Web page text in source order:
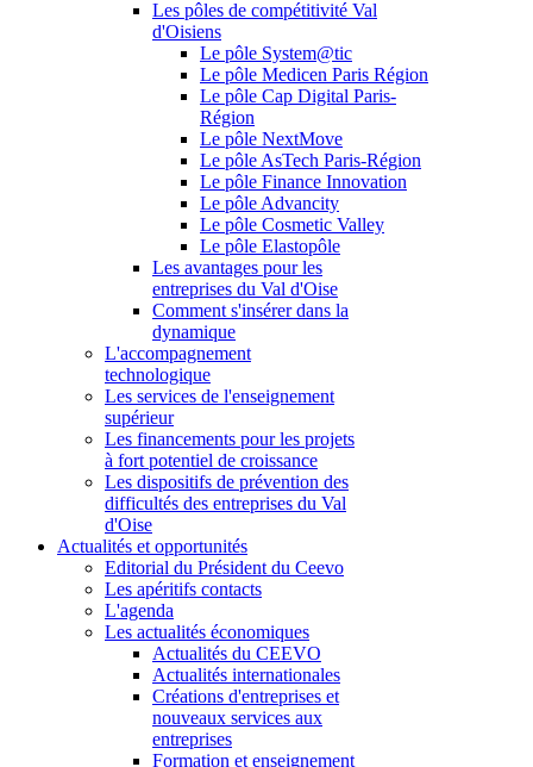
Les pôles de compétitivité Val
d'Oisiens
Le pôle System@tic
Le pôle Medicen Paris Région
Le pôle Cap Digital Paris-
Région
Le pôle NextMove
Le pôle AsTech Paris-Région
Le pôle Finance Innovation
Le pôle Advancity
Le pôle Cosmetic Valley
Le pôle Elastopôle
Les avantages pour les
entreprises du Val d'Oise
Comment s'insérer dans la
dynamique
L'accompagnement
technologique
Les services de l'enseignement
supérieur
Les financements pour les projets
à fort potentiel de croissance
Les dispositifs de prévention des
difficultés des entreprises du Val
d'Oise
Actualités et opportunités
Editorial du Président du Ceevo
Les apéritifs contacts
L'agenda
Les actualités économiques
Actualités du CEEVO
Actualités internationales
Créations d'entreprises et
nouveaux services aux
entreprises
Formation et enseignement